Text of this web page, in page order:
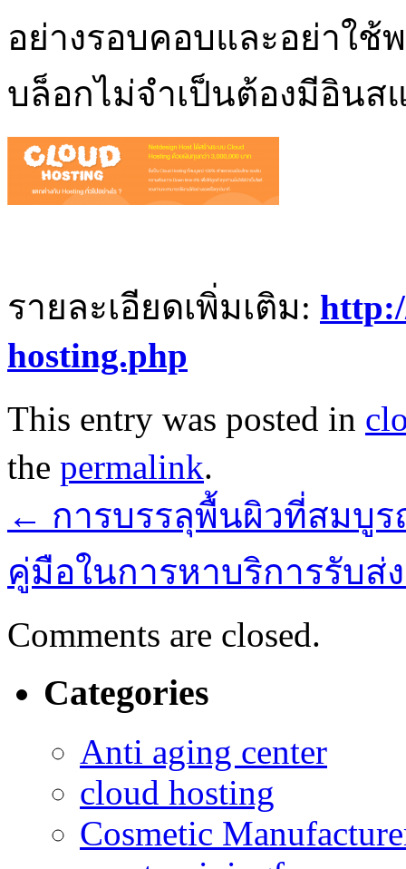
อย่างรอบคอบและอย่าใช้
บล็อกไม่จำเป็นต้องมีอิน
รายละเอียดเพิ่มเติม:
hosting.php
This entry was posted in
the permalink.
← การบรรลุพื้นผิวที่สมบูร
คู่มือในการหาบริการรับ
Comments are closed.
Categories
Anti aging center
cloud hosting
Cosmetic